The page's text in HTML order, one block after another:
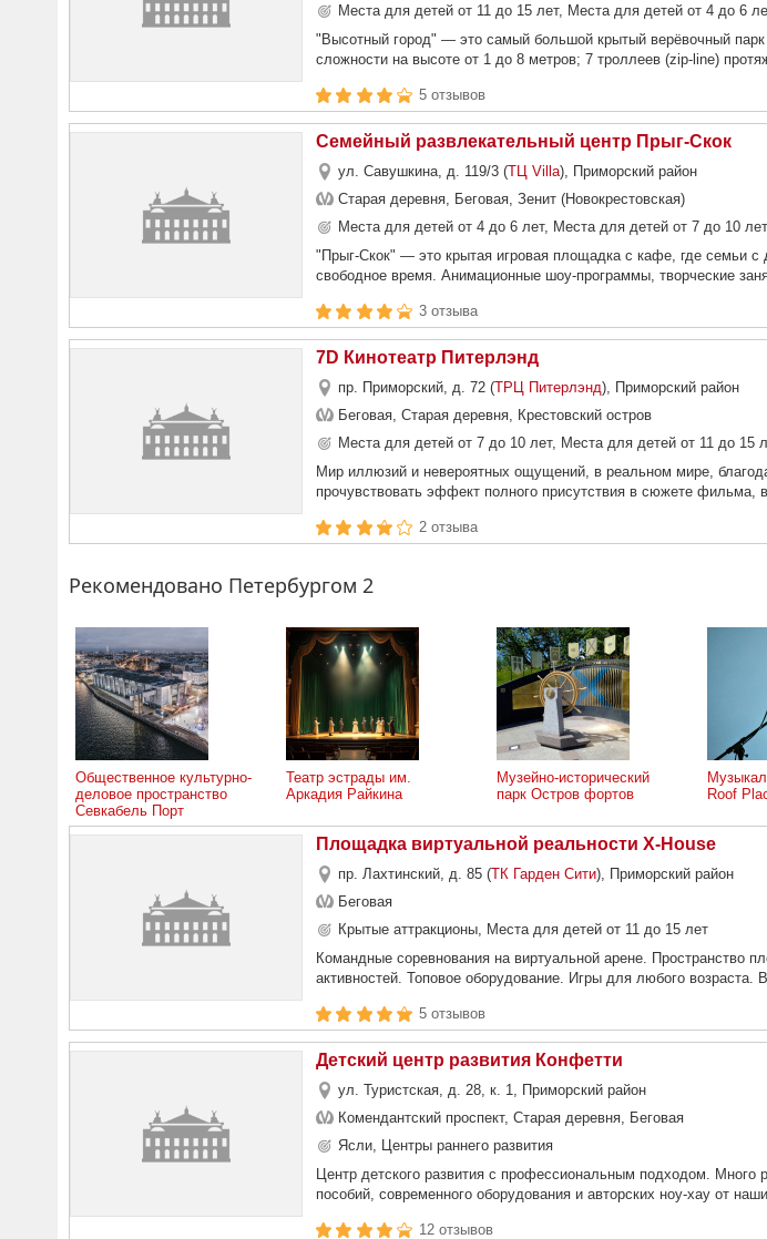
Места для детей от 11 до 15 лет, Места для детей от 4 до 6
"Высотный город" — это самый большой крытый верёвочный парк
сложности на высоте от 1 до 8 метров; 7 троллеев (zip-line)
5 отзывов
Семейный развлекательный центр Прыг-Скок
ул. Савушкина, д. 119/3 (ТЦ Villa), Приморский район
Старая деревня, Беговая, Зенит (Новокрестовская)
Места для детей от 4 до 6 лет, Места для детей от 7 до 10 лет
"Прыг-Скок" — это крытая игровая площадка с кафе, где семьи с
свободное время. Анимационные шоу-программы, творческие
3 отзыва
7D Кинотеатр Питерлэнд
пр. Приморский, д. 72 (ТРЦ Питерлэнд), Приморский район
Беговая, Старая деревня, Крестовский остров
Места для детей от 7 до 10 лет, Места для детей от 11 до 15
Мир иллюзий и невероятных ощущений, в реальном мире,
прочувствовать эффект полного присутствия в сюжете фильма,
2 отзыва
Рекомендовано Петербургом 2
Общественное культурно-
деловое пространство
Севкабель Порт
Театр эстрады им.
Аркадия Райкина
Музейно-исторический
парк Остров фортов
Roof
Площадка виртуальной реальности X-House
пр. Лахтинский, д. 85 (ТК Гарден Сити), Приморский район
Беговая
Крытые аттракционы, Места для детей от 11 до 15 лет
Командные соревнования на виртуальной арене. Пространство
активностей. Топовое оборудование. Игры для любого возраста.
5 отзывов
Детский центр развития Конфетти
ул. Туристская, д. 28, к. 1, Приморский район
Комендантский проспект, Старая деревня, Беговая
Ясли, Центры раннего развития
Центр детского развития с профессиональным подходом. Много
пособий, современного оборудования и авторских ноу-хау от
12 отзывов